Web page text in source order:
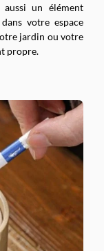
aussi un élément
votre espace
jardin ou votre
propre.